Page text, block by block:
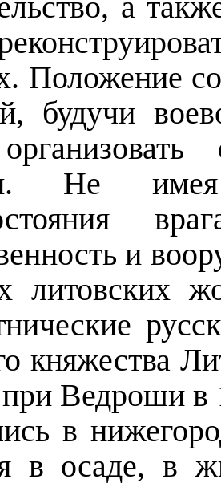
Положение
будучи
Не
и
литовских
княжества
Ведроши в
в
в осаде, в